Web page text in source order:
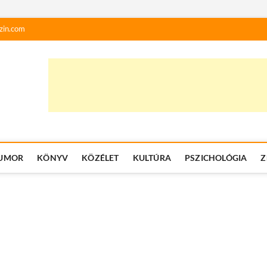
KÖNYV KÖZÉLET KULTÚRA PSZICHOLÓGIA